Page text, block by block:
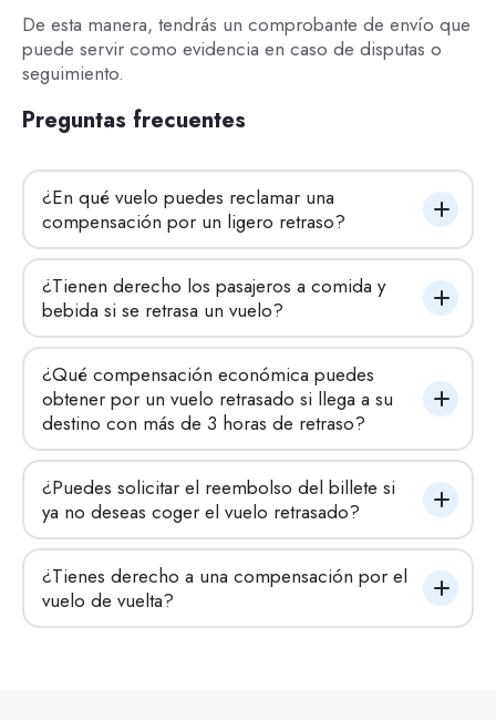
De esta manera, tendrás un comprobante de envío que
puede servir como evidencia en caso de disputas o
seguimiento.
Preguntas frecuentes
¿En qué vuelo puedes reclamar una
compensación por un ligero retraso?
¿Tienen derecho los pasajeros a comida y
bebida si se retrasa un vuelo?
¿Qué compensación económica puedes
obtener por un vuelo retrasado si llega a su
destino con más de 3 horas de retraso?
¿Puedes solicitar el reembolso del billete si
ya no deseas coger el vuelo retrasado?
¿Tienes derecho a una compensación por el
vuelo de vuelta?